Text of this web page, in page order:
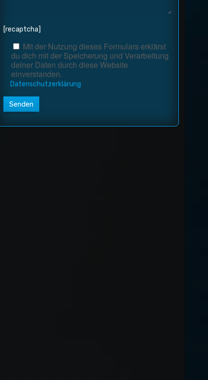
[recaptcha]
Mit der Nutzung dieses Formulars erklärst
du dich mit der Speicherung und Verarbeitung
deiner Daten durch diese Website
einverstanden.
Datenschutzerklärung